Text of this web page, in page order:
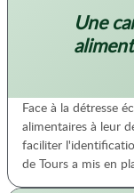
Une
Face à la détresse
alimentaires à leur
faciliter
de Tours a mis en